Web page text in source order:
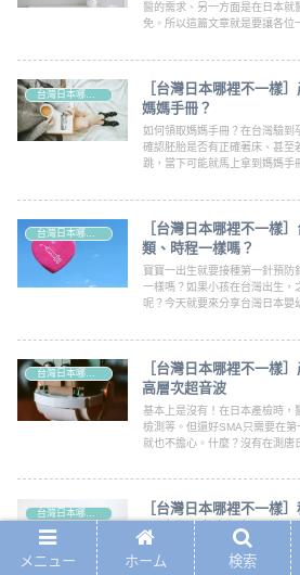
醫的需求、另一方面是在日本就
免。所以這篇文章就是要讓各位
［台灣日本哪裡不一樣
媽媽手冊？
如何領取媽媽手冊？在台灣驗到
確認胚胎是否有正確著床、甚至
跳，當下可能就馬上拿到媽媽
台灣日本哪裡不一樣？
［台灣日本哪裡不一樣
類、時程一樣嗎？
寶寶一出生就要接種第一針預防
一樣嗎？如果小孩在台灣出生，
呢？今天就要來分享台灣日本嬰
台灣日本哪裡不一樣？
［台灣日本哪裡不一樣
高層次超音波
基本上是沒有！在日本產檢時，
檢測等。但還好SMA只需要在第
就也不擔心。什麼？沒有在測唐
台灣日本哪裡不一樣？
［台灣日本哪裡不一樣
程活動內容大解析
這篇文章主要來分享日本的幼稚
及差別、如何挑選幼稚園？需要
メニュー ホーム 検索